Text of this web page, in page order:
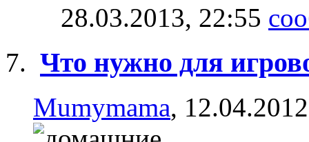
28.03.2013, 22:55
Что нужно для
Mumymama,